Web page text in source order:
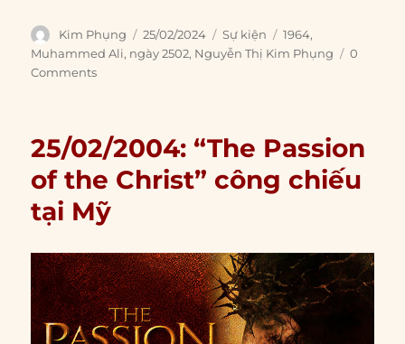
Author
Kim Phụng
Posted
on
25/02/2024 Categories
Sự kiện Tags
1964,
Muhammed Ali, ngày 2502, Nguyễn Thị Kim Phụng
0
Comments
25/02/2004: “The Passion
of the Christ” công chiếu
tại Mỹ